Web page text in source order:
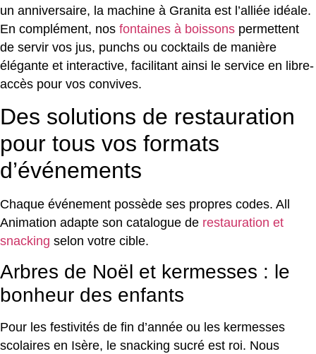
un anniversaire, la machine à Granita est l’alliée idéale.
En complément, nos fontaines à boissons permettent
de servir vos jus, punchs ou cocktails de manière
élégante et interactive, facilitant ainsi le service en libre-
accès pour vos convives.
Des solutions de restauration
pour tous vos formats
d’événements
Chaque événement possède ses propres codes. All
Animation adapte son catalogue de restauration et
snacking selon votre cible.
Arbres de Noël et kermesses : le
bonheur des enfants
Pour les festivités de fin d’année ou les kermesses
scolaires en Isère, le snacking sucré est roi. Nous